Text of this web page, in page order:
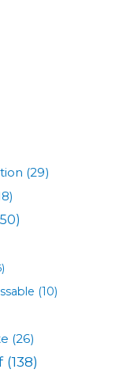
(29)
(10)
(26)
(138)